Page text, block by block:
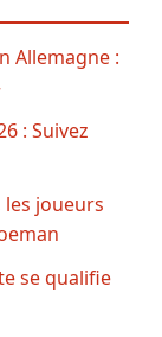
Allemagne :
: Suivez
les joueurs
se qualifie